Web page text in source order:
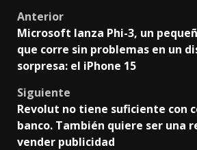
Post
navigation
Anterior
Microsoft lanza Phi-3, un
que corre sin problemas en un
sorpresa: el iPhone 15
Siguiente
Revolut no tiene suficiente con
banco. También quiere ser una
vender publicidad